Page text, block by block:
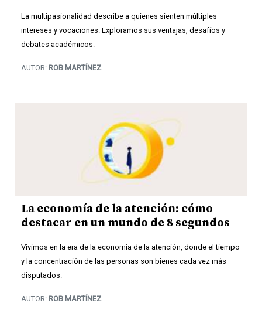
La multipasionalidad describe a quienes sienten múltiples
intereses y vocaciones. Exploramos sus ventajas, desafíos y
debates académicos.
AUTOR: ROB MARTÍNEZ
La economía de la atención: cómo
destacar en un mundo de 8 segundos
Vivimos en la era de la economía de la atención, donde el tiempo
y la concentración de las personas son bienes cada vez más
disputados.
AUTOR: ROB MARTÍNEZ